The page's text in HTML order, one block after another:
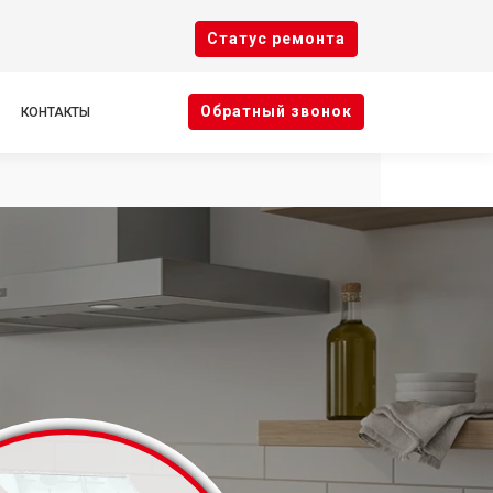
Cтатус ремонта
КОНТАКТЫ Oбратный звонок